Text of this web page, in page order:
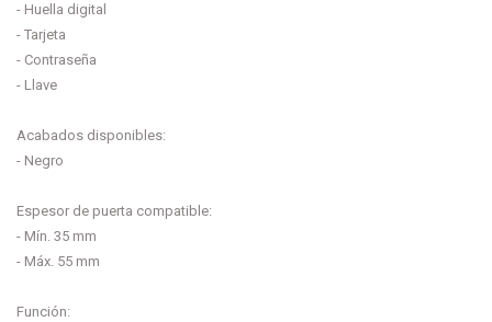
- Huella digital
- Tarjeta
- Contraseña
- Llave
Acabados disponibles:
- Negro
Espesor de puerta compatible:
- Mín. 35 mm
- Máx. 55 mm
Función: